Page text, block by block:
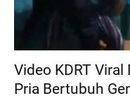
Video KDRT Viral
Pria Bertubuh